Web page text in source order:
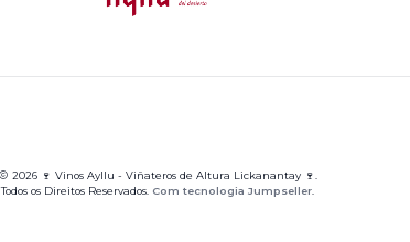
2026 🍷 Vinos Ayllu - Viñateros de Altura Lickanantay 🍷.
Todos os Direitos Reservados. Com tecnologia Jumpseller